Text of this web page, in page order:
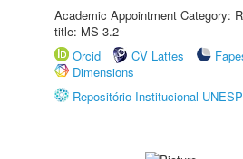
Academic Appointment Category:
title: MS-3.2
Orcid
CV Lattes
Dimensions
Repositório Institucional UNESP